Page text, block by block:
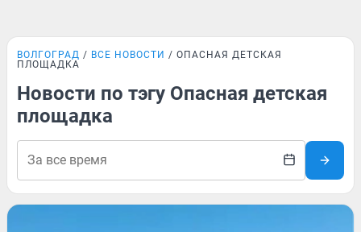
ВОЛГОГРАД ВСЕ НОВОСТИ
ОПАСНАЯ ДЕТСКАЯ
ПЛОЩАДКА
Новости по тэгу Опасная детская
площадка